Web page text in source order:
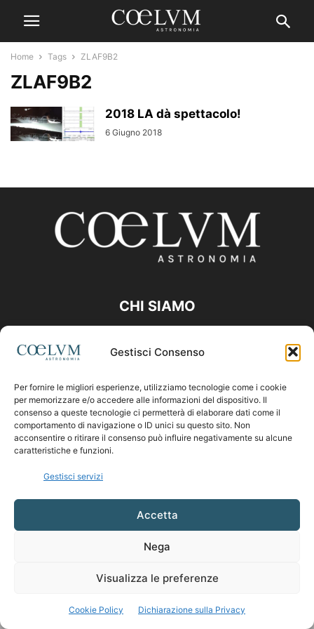
Gestisci Consenso
Per fornire le migliori esperienze, utilizziamo tecnologie come i cookie
per memorizzare e/o accedere alle informazioni del dispositivo. Il
consenso a queste tecnologie ci permetterà di elaborare dati come il
comportamento di navigazione o ID unici su questo sito. Non
acconsentire o ritirare il consenso può influire negativamente su alcune
caratteristiche e funzioni.
Gestisci servizi
Accetta
Nega
Visualizza le preferenze
Cookie Policy Dichiarazione sulla Privacy
Home Tags ZLAF9B2
ZLAF9B2
2018 LA dà spettacolo!
6 Giugno 2018
CHI SIAMO
Contattaci:coelumastro@coelum.com
SEGUICI